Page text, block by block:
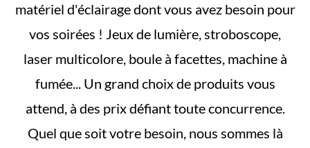
matériel d'éclairage dont vous avez besoin pour
vos soirées ! Jeux de lumière, stroboscope,
laser multicolore, boule à facettes, machine à
fumée... Un grand choix de produits vous
attend, à des prix défiant toute concurrence.
Quel que soit votre besoin, nous sommes là